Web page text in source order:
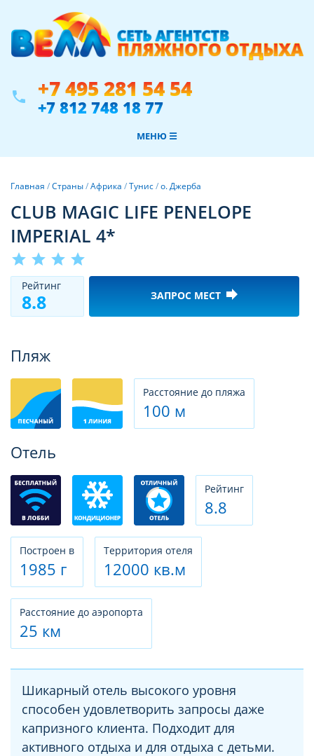
phone +7 495 281 54 54
+7 812 748 18 77
МЕНЮ ☰
Главная /Страны/Африка /Тунис/о. Джерба
CLUB MAGIC LIFE PENELOPE
IMPERIAL 4*
star star star star
Рeйтинг
8.8 ЗАПРОС МЕСТ forward
Пляж
Расстояние до пляжа
100 м
Отель
Рeйтинг
8.8
Построен в
1985 г
Территория отеля
12000 кв.м
Расстояние до аэропорта
25 км
Шикарный отель высокого уровня
способен удовлетворить запросы даже
капризного клиента. Подходит для
активного отдыха и для отдыха с детьми.